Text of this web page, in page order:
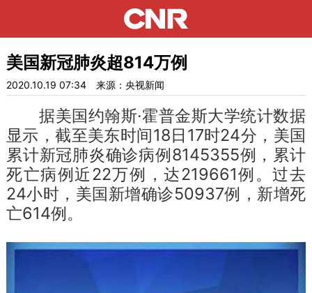
美国新冠肺炎超814万例
2020.10.19 07:34 来源：央视新闻
据美国约翰斯·霍普金斯大学统计数据
显示，截至美东时间18日17时24分，美国
累计新冠肺炎确诊病例8145355例，累计
死亡病例近22万例，达219661例。过去
24小时，美国新增确诊50937例，新增死
亡614例。